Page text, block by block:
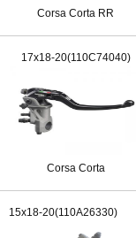
Corsa Corta RR
17x18-20(110C74040)
Corsa Corta
15x18-20(110A26330)